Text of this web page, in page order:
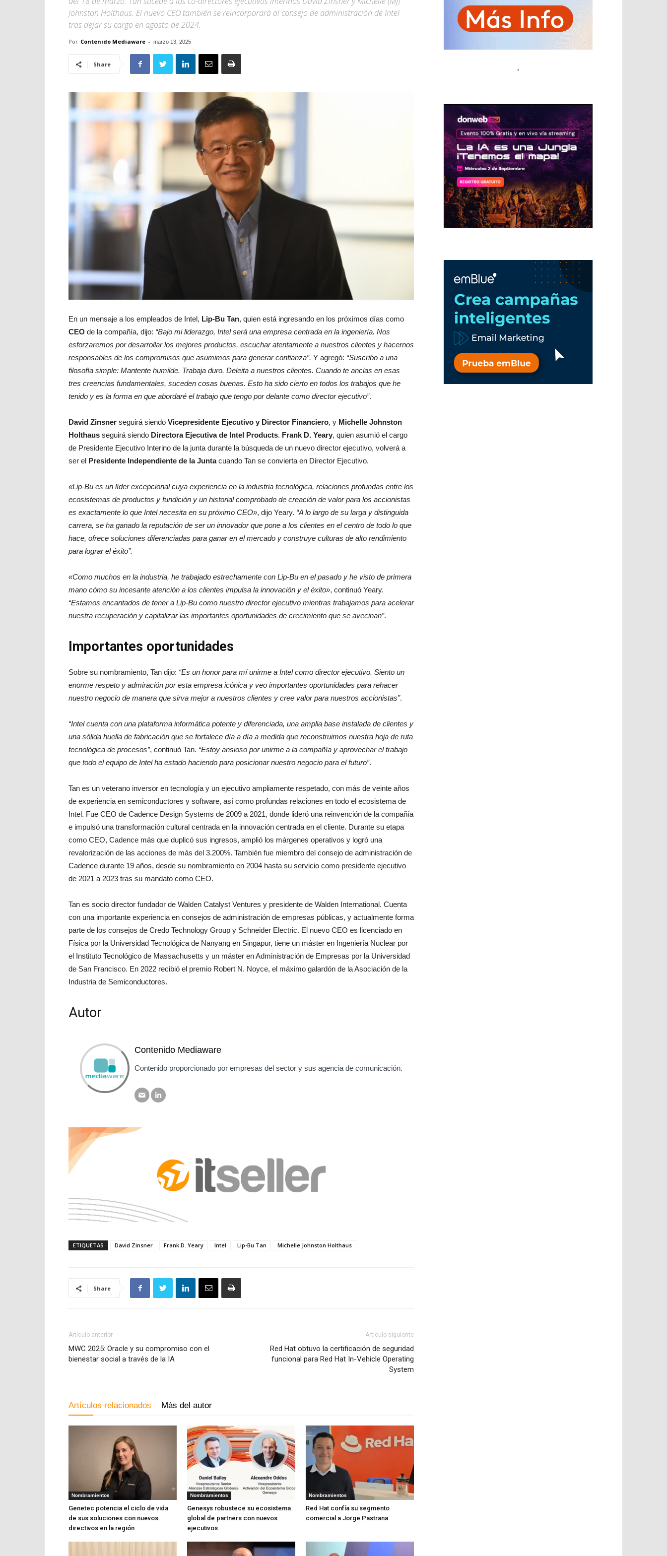
Johnston Holthaus. El nuevo CEO también se reincorporará al consejo de administración de Intel
tras dejar su cargo en agosto de 2024.
Por Contenido Mediaware - marzo 13, 2025
Share
En un mensaje a los empleados de Intel, Lip-Bu Tan, quien está ingresando en los próximos días como
CEO de la compañía, dijo: “Bajo mi liderazgo, Intel será una empresa centrada en la ingeniería. Nos
esforzaremos por desarrollar los mejores productos, escuchar atentamente a nuestros clientes y hacernos
responsables de los compromisos que asumimos para generar confianza”. Y agregó: “Suscribo a una
filosofía simple: Mantente humilde. Trabaja duro. Deleita a nuestros clientes. Cuando te anclas en esas
tres creencias fundamentales, suceden cosas buenas. Esto ha sido cierto en todos los trabajos que he
tenido y es la forma en que abordaré el trabajo que tengo por delante como director ejecutivo”.
David Zinsner seguirá siendo Vicepresidente Ejecutivo y Director Financiero, y Michelle Johnston
Holthaus seguirá siendo Directora Ejecutiva de Intel Products. Frank D. Yeary, quien asumió el cargo
de Presidente Ejecutivo Interino de la junta durante la búsqueda de un nuevo director ejecutivo, volverá a
ser el Presidente Independiente de la Juntacuando Tan se convierta en Director Ejecutivo.
«Lip-Bu es un líder excepcional cuya experiencia en la industria tecnológica, relaciones profundas entre los
ecosistemas de productos y fundición y un historial comprobado de creación de valor para los accionistas
es exactamente lo que Intel necesita en su próximo CEO», dijo Yeary. “A lo largo de su larga y distinguida
carrera, se ha ganado la reputación de ser un innovador que pone a los clientes en el centro de todo lo que
hace, ofrece soluciones diferenciadas para ganar en el mercado y construye culturas de alto rendimiento
para lograr el éxito”.
«Como muchos en la industria, he trabajado estrechamente con Lip-Bu en el pasado y he visto de primera
mano cómo su incesante atención a los clientes impulsa la innovación y el éxito», continuó Yeary.
“Estamos encantados de tener a Lip-Bu como nuestro director ejecutivo mientras trabajamos para acelerar
nuestra recuperación y capitalizar las importantes oportunidades de crecimiento que se avecinan”.
Importantes oportunidades
Sobre su nombramiento, Tan dijo: “Es un honor para mí unirme a Intel como director ejecutivo. Siento un
enorme respeto y admiración por esta empresa icónica y veo importantes oportunidades para rehacer
nuestro negocio de manera que sirva mejor a nuestros clientes y cree valor para nuestros accionistas”.
“Intel cuenta con una plataforma informática potente y diferenciada, una amplia base instalada de clientes y
una sólida huella de fabricación que se fortalece día a día a medida que reconstruimos nuestra hoja de ruta
tecnológica de procesos”, continuó Tan. “Estoy ansioso por unirme a la compañía y aprovechar el trabajo
que todo el equipo de Intel ha estado haciendo para posicionar nuestro negocio para el futuro”.
Tan es un veterano inversor en tecnología y un ejecutivo ampliamente respetado, con más de veinte años
de experiencia en semiconductores y software, así como profundas relaciones en todo el ecosistema de
Intel. Fue CEO de Cadence Design Systems de 2009 a 2021, donde lideró una reinvención de la compañía
e impulsó una transformación cultural centrada en la innovación centrada en el cliente. Durante su etapa
como CEO, Cadence más que duplicó sus ingresos, amplió los márgenes operativos y logró una
revalorización de las acciones de más del 3.200%. También fue miembro del consejo de administración de
Cadence durante 19 años, desde su nombramiento en 2004 hasta su servicio como presidente ejecutivo
de 2021 a 2023 tras su mandato como CEO.
Tan es socio director fundador de Walden Catalyst Ventures y presidente de Walden International. Cuenta
con una importante experiencia en consejos de administración de empresas públicas, y actualmente forma
parte de los consejos de Credo Technology Group y Schneider Electric. El nuevo CEO es licenciado en
Física por la Universidad Tecnológica de Nanyang en Singapur, tiene un máster en Ingeniería Nuclear por
el Instituto Tecnológico de Massachusetts y un máster en Administración de Empresas por la Universidad
de San Francisco. En 2022 recibió el premio Robert N. Noyce, el máximo galardón de la Asociación de la
Industria de Semiconductores.
Autor
Contenido Mediaware
Contenido proporcionado por empresas del sector y sus agencia de comunicación.
ETIQUETAS David Zinsner Frank D. Yeary Intel Lip-Bu Tan Michelle Johnston Holthaus
Share
Artículo anterior
MWC 2025: Oracle y su compromiso con el
bienestar social a través de la IA
Artículo siguiente
Red Hat obtuvo la certificación de seguridad
funcional para Red Hat In-Vehicle Operating
System
Artículos relacionados Más del autor
Nombramientos
Genetec potencia el ciclo de vida
de sus soluciones con nuevos
directivos en la región
Nombramientos
Genesys robustece su ecosistema
global de partners con nuevos
ejecutivos
Nombramientos
Red Hat confía su segmento
comercial a Jorge Pastrana